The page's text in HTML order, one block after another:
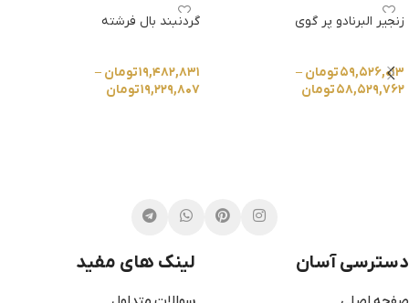
زنجیر البرنادو پر گوی
۵۹,۵۲۶,۰۱۳تومان –
۵۸,۵۲۹,۷۶۲تومان
گردنبند بال فرشته
۱۹,۴۸۲,۸۳۱تومان –
۱۹,۲۲۹,۸۰۷تومان
دسترسی آسان لینک های مفید